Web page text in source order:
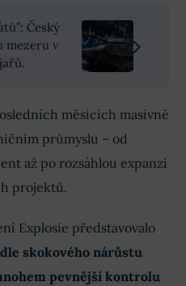
Český
mezeru v
měsících masivně
průmyslu – od
až po rozsáhlou expanzi
projektů.
Explosie představovalo
skokového nárůstu
pevnější kontrolu